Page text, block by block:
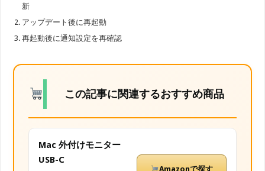
新
アップデート後に再起動
再起動後に通知設定を再確認
この記事に関連するおすすめ商品
Mac 外付けモニター
USB-C
Amazonで探す